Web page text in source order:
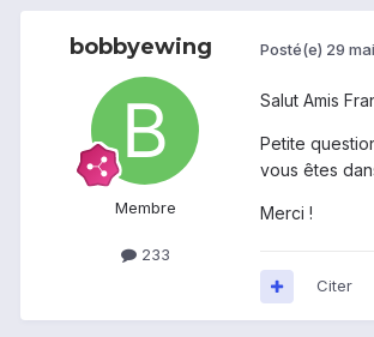
bobbyewing
Membre
233
Posté(e) 29
Salut Amis
Petite
vous êtes
Merci !
Citer